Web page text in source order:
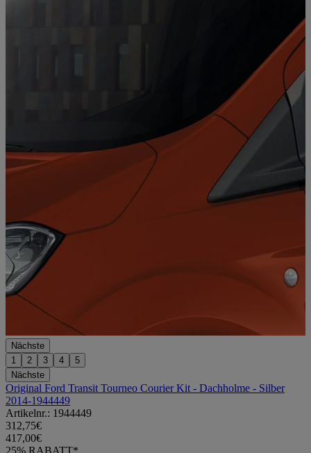
Nächste
1
2 3 4
5
Nächste
Original Ford Transit Tourneo Courier Kit - Dachholme - Silber
2014-1944449
Artikelnr.: 1944449
312,75€
417,00€
25% RABATT*